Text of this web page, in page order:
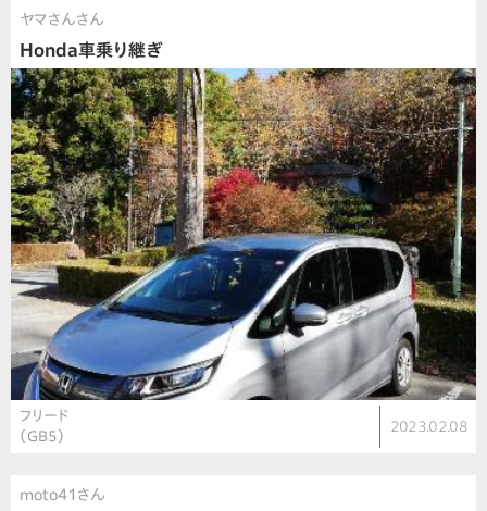
ヤマさんさん
Honda車乗り継ぎ
フリード
（GB5）
2023.02.08
moto41さん